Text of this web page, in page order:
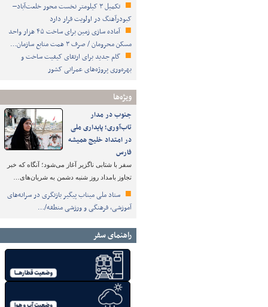
تکمیل ۳ کیلومتر نخست محور خلعت‌آباد–
کبودرآهنگ در اولویت قرار دارد
آماده سازی زمین برای ساخت ۴۵ هزار واحد
مسکن محرومان / صرف ۳ همت منابع سازمان…
گام جدید برای ارتقای کیفیت ساخت و
بهره‌وری پروژه‌های عمرانی کشور
ویژه‌ها
جنوب در مدار
تاب‌آوری؛ پایداری ملی
در امتداد خلیج همیشه
فارس
سفر با شتابی ناگزیر آغاز می‌شود؛ آنگاه که خبر
تجاوز بامداد روز شنبه دشمن به شریان‌های…
ستاد ملی میناب پیگیر بازنگری در سرانه‌های
آموزشی، فرهنگی و ورزشی منطقه/…
راهنمای سفر